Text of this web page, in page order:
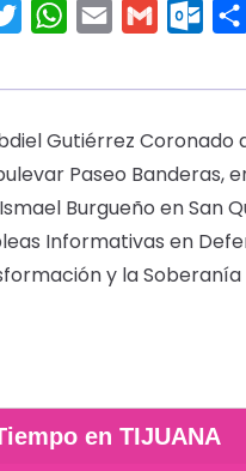
i
r
W
a
A
p
p
a
a
t
k
.
Gutiérrez Coronado
Paseo Banderas,
Burgueño en San
Informativas en
y la Soberanía
en TIJUANA